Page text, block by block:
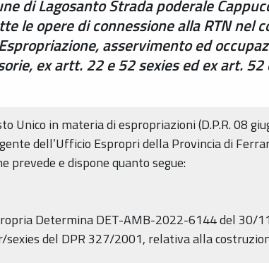
di Lagosanto Strada poderale
le opere di connessione alla RTN nel
asservimento ed
ex artt. 22 e 52 sexies ed ex art. 52
Unico in materia di espropriazioni (D.P.R. 08
dell’Ufficio Espropri della Provincia di
prevede e dispone quanto segue:
Determina DET-AMB-2022-6144 del 30/
sexies del DPR 327/2001, relativa alla